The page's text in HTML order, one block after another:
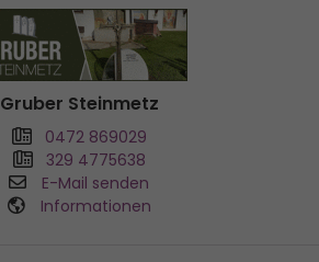
Gruber Steinmetz
0472 869029
329 4775638
E-Mail senden
Informationen